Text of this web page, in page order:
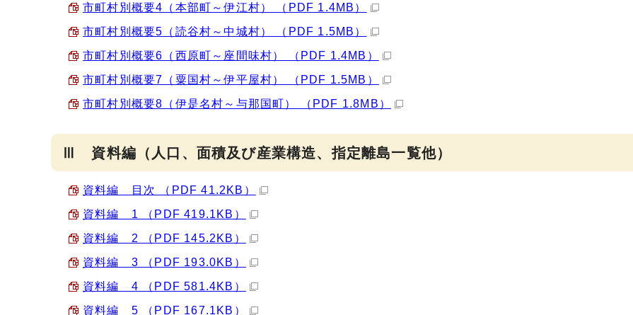
市町村別概要4（本部町～伊江村） （PDF 1.4MB）
市町村別概要5（読谷村～中城村） （PDF 1.5MB）
市町村別概要6（西原町～座間味村） （PDF 1.4MB）
市町村別概要7（粟国村～伊平屋村） （PDF 1.5MB）
市町村別概要8（伊是名村～与那国町） （PDF 1.8MB）
Ⅲ 資料編（人口、面積及び産業構造、指定離島一覧他）
資料編 目次 （PDF 41.2KB）
資料編 1 （PDF 419.1KB）
資料編 2 （PDF 145.2KB）
資料編 3 （PDF 193.0KB）
資料編 4 （PDF 581.4KB）
資料編 5 （PDF 167.1KB）